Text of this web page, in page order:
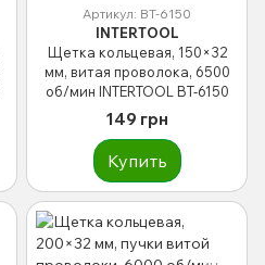
Артикул: BT-6150
INTERTOOL
Щетка кольцевая, 150×32
мм, витая проволока, 6500
об/мин INTERTOOL BT-6150
149 грн
Купить